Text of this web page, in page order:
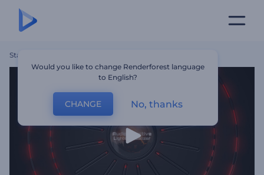
Startseite
Would you like to change Renderforest language
to English?
CHANGE No, thanks